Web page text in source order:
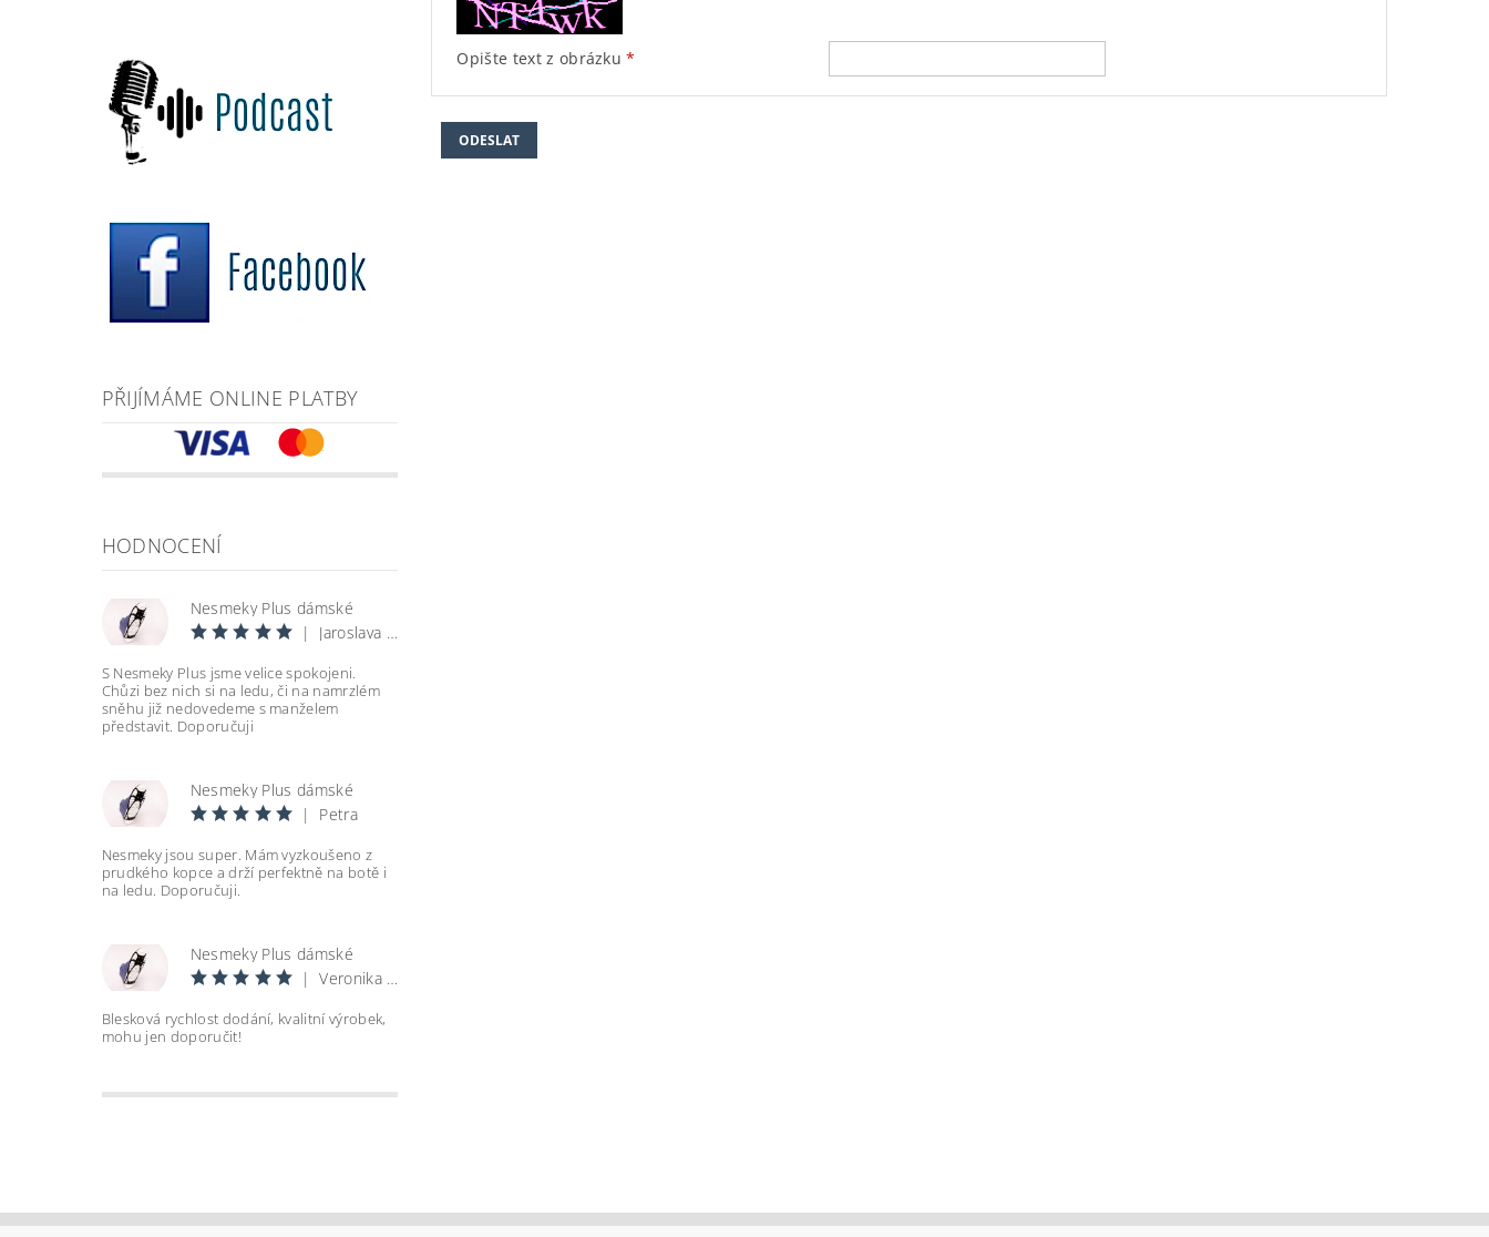
PŘIJÍMÁME ONLINE PLATBY
HODNOCENÍ
Nesmeky Plus dámské
|
Jaroslava Šantrůčková
S Nesmeky Plus jsme velice spokojeni.
Chůzi bez nich si na ledu, či na namrzlém
sněhu již nedovedeme s manželem
představit. Doporučuji
Nesmeky Plus dámské
|
Petra
Nesmeky jsou super. Mám vyzkoušeno z
prudkého kopce a drží perfektně na botě i
na ledu. Doporučuji.
Nesmeky Plus dámské
|
Veronika Andělová
Blesková rychlost dodání, kvalitní výrobek,
mohu jen doporučit!
Opište text z obrázku